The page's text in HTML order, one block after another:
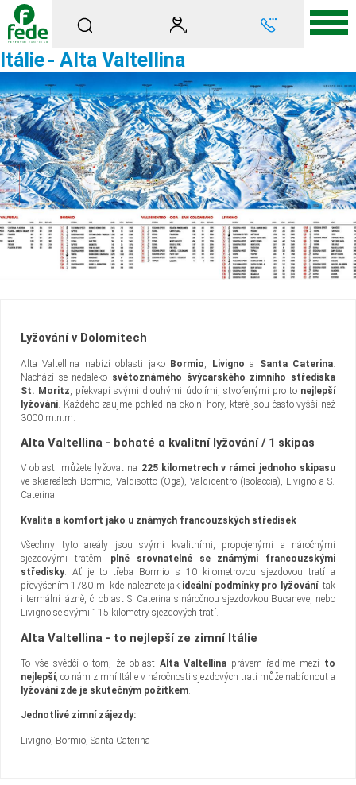
Itálie- Alta Valtellina
Lyžování v Dolomitech
Alta Valtellina nabízí oblasti jako Bormio Livigno a Santa Caterina
Nachází se nedaleko světoznámého švýcarského zimního střediska
St. Moritz , překvapí svými dlouhými údolími, stvořenými pro to nejlepší
lyžování. Každého zaujme pohled na okolní hory, které jsou často vyšší než
3000 m.n.m.
Alta Valtellina - bohaté a kvalitní lyžování / 1 skipas
V oblasti můžete lyžovat na 225 kilometrech v rámci jednoho skipasu
ve skiareálech Bormio, Valdisotto (Oga), Valdidentro (Isolaccia), Livigno a S.
Caterina.
Kvalita a komfort jako u známých francouzských středisek
Všechny tyto areály jsou svými kvalitními, propojenými a náročnými
sjezdovými tratěmi plně srovnatelné se známými francouzskými
středisky. Ať je to třeba Bormio s 10 kilometrovou sjezdovou tratí a
převýšením 1780 m, kde naleznete jak ideální podmínky pro lyžování, tak
i termální lázně, či oblast S. Caterina s náročnou sjezdovkou Bucaneve, nebo
Livigno se svými 115 kilometry sjezdových tratí.
Alta Valtellina - to nejlepší ze zimní Itálie
To vše svědčí o tom, že oblast Alta Valtellinaprávem řadíme mezi to
nejlepší, co nám zimní Itálie v náročnosti sjezdových tratí může nabídnout a
lyžování zde je skutečným požitkem.
Jednotlivé zimní zájezdy:
Livigno, Bormio, Santa Caterina